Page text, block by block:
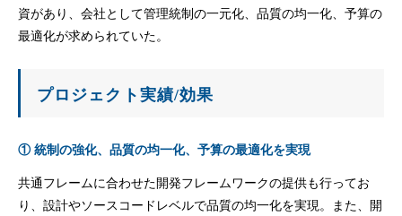
資があり、会社として管理統制の一元化、品質の均一化、予算の
最適化が求められていた。
プロジェクト実績/効果
① 統制の強化、品質の均一化、予算の最適化を実現
共通フレームに合わせた開発フレームワークの提供も行ってお
り、設計やソースコードレベルで品質の均一化を実現。また、開